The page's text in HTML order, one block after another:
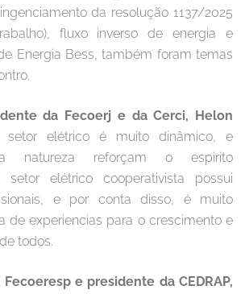
da resolução 1137/2025
fluxo inverso de energia e
Energia Bess, também foram temas
da Fecoerj e da Cerci, Helon
elétrico é muito dinâmico, e
natureza reforçam o espirito
setor elétrico cooperativista possui
e por conta disso, é muito
de experiencias para o crescimento e
todos.
e presidente da CEDRAP,